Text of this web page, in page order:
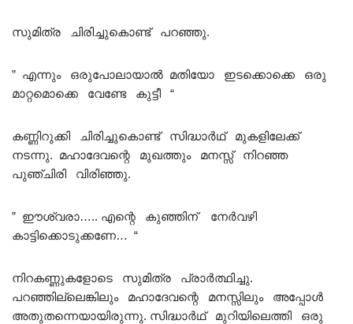
സുമിത്ര ചിരിച്ചുകൊണ്ട് പറഞ്ഞു.
” എന്നും ഒരുപോലായാൽ മതിയോ ഇടക്കൊക്കെ ഒരു
മാറ്റമൊക്കെ വേണ്ടേ കുട്ടീ “
കണ്ണിറുക്കി ചിരിച്ചുകൊണ്ട് സിദ്ധാർഥ് മുകളിലേക്ക്
നടന്നു. മഹാദേവന്റെ മുഖത്തും മനസ്സ് നിറഞ്ഞ
പുഞ്ചിരി വിരിഞ്ഞു.
” ഈശ്വരാ….. എന്റെ കുഞ്ഞിന് നേർവഴി
കാട്ടിക്കൊടുക്കണേ… “
നിറകണ്ണുകളോടെ സുമിത്ര പ്രാർത്ഥിച്ചു.
പറഞ്ഞില്ലെങ്കിലും മഹാദേവന്റെ മനസ്സിലും അപ്പോൾ
അതുതന്നെയായിരുന്നു. സിദ്ധാർഥ് മുറിയിലെത്തി ഒരു